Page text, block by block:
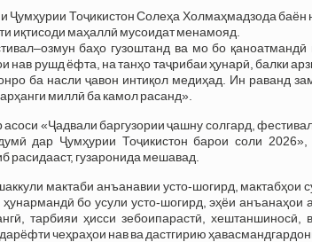
Ҷумҳурии Тоҷикистон Солеҳа Холмаҳмадзода
иқтисоди маҳаллӣ мусоидат менамояд.
баҳо гузоштанд ва мо бо
нав рушд ёфта, на танҳо таҷрибаи ҳунарӣ, балки
ба насли ҷавон интиқол медиҳад. Ин раванд
миллӣ ба камол расанд».
«Ҷадвали баргузории ҷашну солгард,
дар Ҷумҳурии Тоҷикистон барои соли
расидааст, гузаронида мешавад.
мактаби анъанавии усто-шогирд, мактабҳои
бо усули усто-шогирд, эҳёи
тарбияи ҳисси зебоипарастӣ, хештаншиносӣ,
чеҳраҳои нав ва дастгирию